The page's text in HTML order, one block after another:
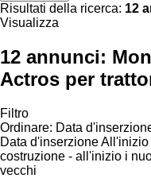
Risultati della ricerca: 12
Visualizza
12 annunci:
Actros per
Filtro
Ordinare: Data
Data d'inserzioneAll'inizio
costruzione - all'inizio i
vecchi